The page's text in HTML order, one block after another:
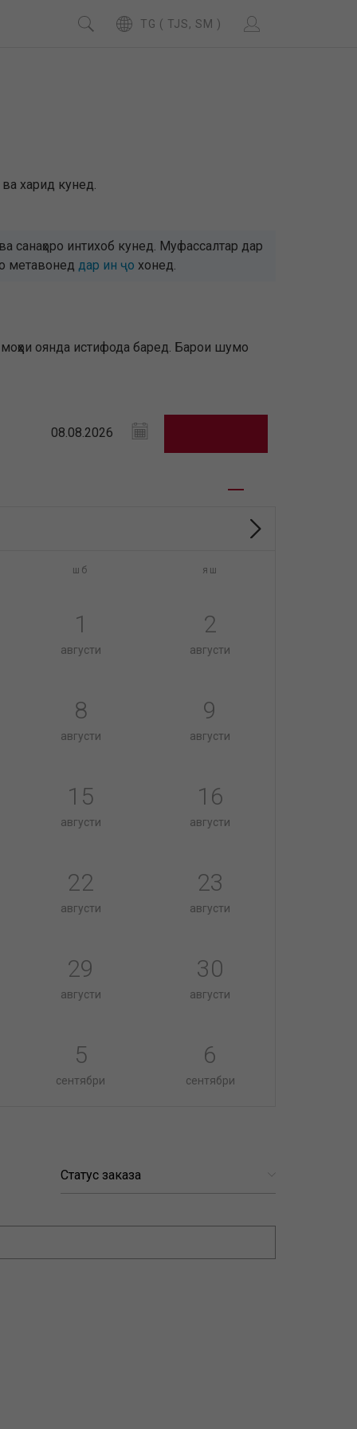
TG ( TJS, SM )
ва харид кунед.
интихоб кунед. Муфассалтар дар
метавонед дар ин ҷо хонед.
оянда истифода баред. Барои шумо
шб яш
1
августи
2
августи
8
августи
9
августи
15
августи
16
августи
22
августи
23
августи
29
августи
30
августи
5
сентябри
6
сентябри